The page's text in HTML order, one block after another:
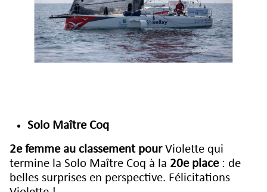
Solo Maître Coq
2e femme au classement pourViolette qui
termine la Solo Maître Coq à la 20e place: de
belles surprises en perspective. Félicitations